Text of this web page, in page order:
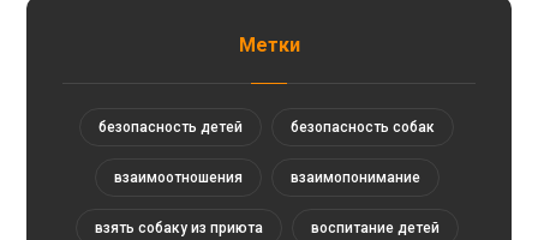
Метки
безопасность детей безопасность собак
взаимоотношения взаимопонимание
взять собаку из приюта воспитание детей